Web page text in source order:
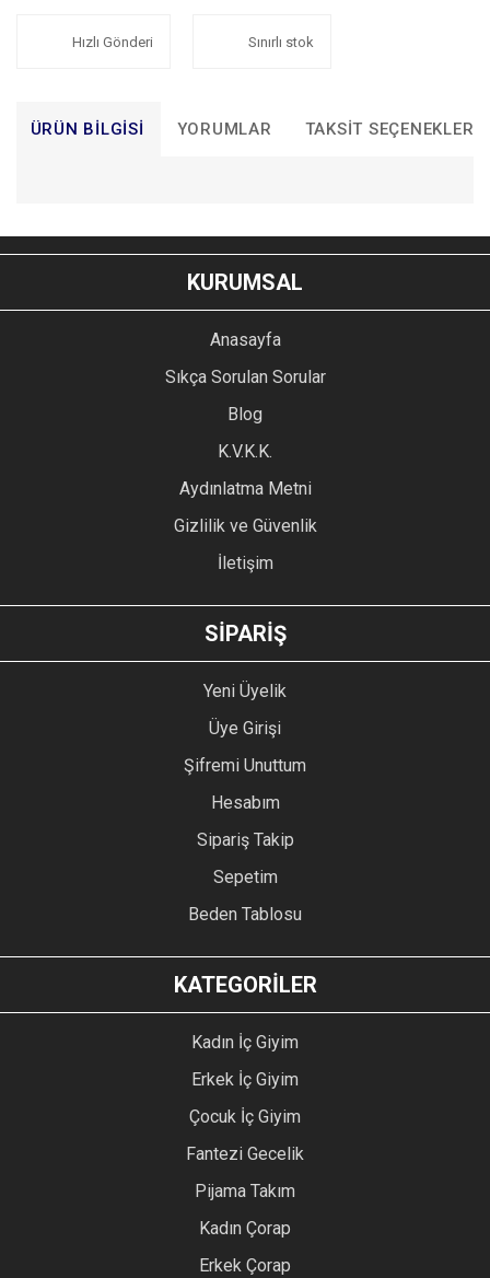
Hızlı Gönderi Sınırlı stok
ÜRÜN BILGISI YORUMLAR TAKSIT SEÇENEKLERI
YORUM YAZ
Bu ürünün fiyat bilgisi, resim, ürün açıklamalarında ve diğer
konularda yetersiz gördüğünüz noktaları öneri formunu
kullanarak tarafımıza iletebilirsiniz.
Ürün resmi kalitesiz, bozuk veya görüntülenemiyor.
Ürün açıklamasında eksik bilgiler bulunuyor.
Ürün bilgilerinde hatalar bulunuyor.
Ürün fiyatı diğer sitelerden daha pahalı.
GÖNDER
KURUMSAL
Anasayfa
Sıkça Sorulan Sorular
Blog
K.V.K.K.
Aydınlatma Metni
Gizlilik ve Güvenlik
İletişim
SİPARİŞ
Yeni Üyelik
Üye Girişi
Şifremi Unuttum
Hesabım
Sipariş Takip
Sepetim
Beden Tablosu
KATEGORİLER
Kadın İç Giyim
Erkek İç Giyim
Çocuk İç Giyim
Fantezi Gecelik
Pijama Takım
Kadın Çorap
Erkek Çorap